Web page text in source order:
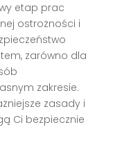
etap prac
ostrożności i
zarówno dla
zakresie.
zasady i
Ci bezpiecznie